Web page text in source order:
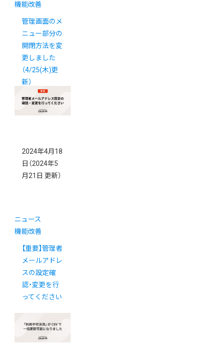
機能改善
管理画面のメ
ニュー部分の
開閉方法を変
更しました
（4/25(木)更
新）
2024年4月18
日 （2024年5
月21日 更新）
ニュース
機能改善
【重要】管理者
メールアドレ
スの設定確
認・変更を行
ってください